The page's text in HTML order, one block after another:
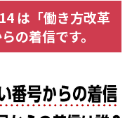
は「働き方改革
の着信です。